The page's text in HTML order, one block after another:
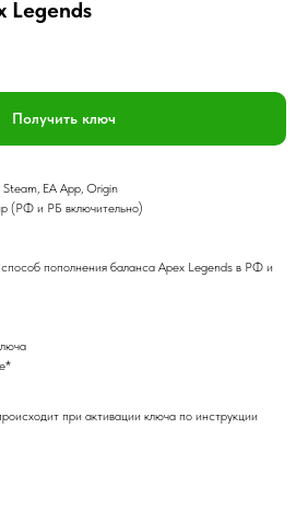
Legends
Получить ключ
Steam, EA App, Origin
(РФ и РБ включительно)
пополнения баланса Apex Legends в РФ и
при активации ключа по инструкции